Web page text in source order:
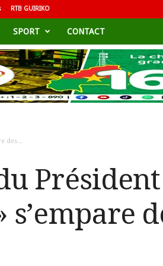
RTB GUIRIKO
SPORT CONTACT
des...
Président